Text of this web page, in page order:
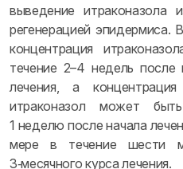
выведение итраконазола
регенерацией эпидермиса.
концентрация
течение 2–4 недель после
лечения, а
итраконазол может
1 неделю после начала
мере в течение шести
3‑месячного курса лечения.